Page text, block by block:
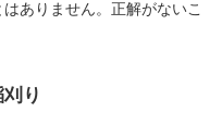
ありません。正解がないこ
り